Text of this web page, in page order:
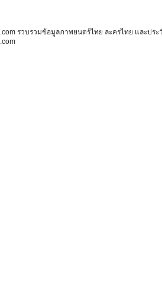
รวบรวมข้อมูลภาพยนตร์ไทย ละครไทย และป